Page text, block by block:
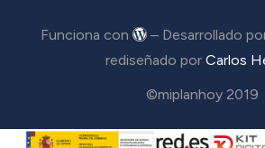
Funciona con – Desarrollado
rediseñado por Carlos
©miplanhoy 2019